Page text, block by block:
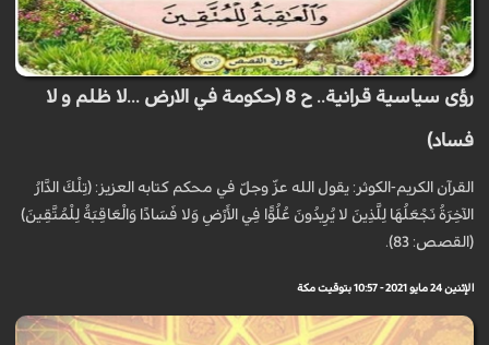
رؤى سياسية قرانية.. ح 8 (حكومة في الارض ...لا ظلم و لا
فساد)
القرآن الكريم-الكوثر: يقول الله عزّ وجلّ في محكم كتابه العزيز: (تِلْكَ الدَّارُ
الآخِرَةُ نَجْعَلُهَا لِلَّذِينَ لا يُرِيدُونَ عُلُوًّا فِي الأَرْضِ وَلا فَسَادًا وَالْعَاقِبَةُ لِلْمُتَّقِينَ)
(القصص: 83).
الإثنين 24 مايو 2021 - 10:57 بتوقيت مكة